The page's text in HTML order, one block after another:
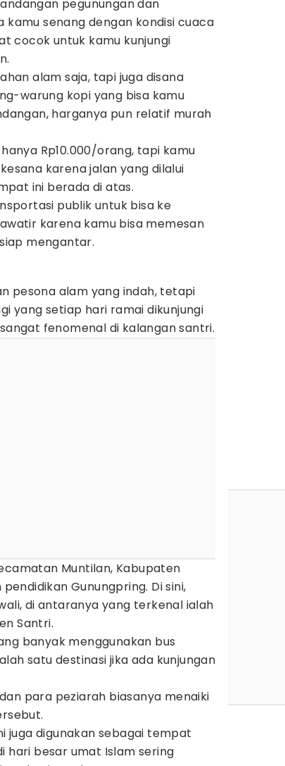
pegunungan dan
kamu senang dengan kondisi cuaca
cocok untuk kamu kunjungi
alam saja, tapi juga disana
warung kopi yang bisa kamu
harganya pun relatif murah
Rp10.000/orang, tapi kamu
karena jalan yang dilalui
ini berada di atas.
publik untuk bisa ke
karena kamu bisa memesan
mengantar.
pesona alam yang indah, tetapi
yang setiap hari ramai dikunjungi
fenomenal di kalangan santri.
Muntilan, Kabupaten
Gunungpring. Di sini,
di antaranya yang terkenal ialah
Santri.
banyak menggunakan bus
satu destinasi jika ada kunjungan
para peziarah biasanya menaiki
juga digunakan sebagai tempat
hari besar umat Islam sering